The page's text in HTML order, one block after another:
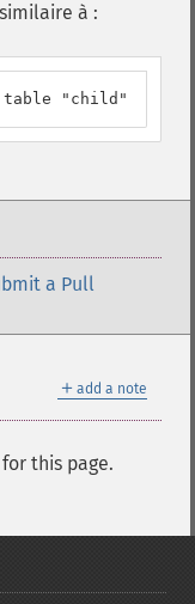
à :
table "child"
a Pull
＋ add a note
this page.